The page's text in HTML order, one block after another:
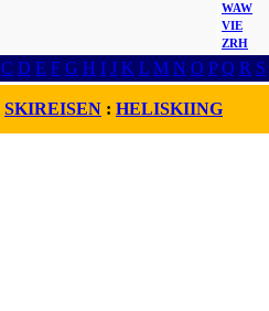
WAW
VIE
ZRH
C D E F G H I J K L M N O P Q R S
SKIREISEN : HELISKIING